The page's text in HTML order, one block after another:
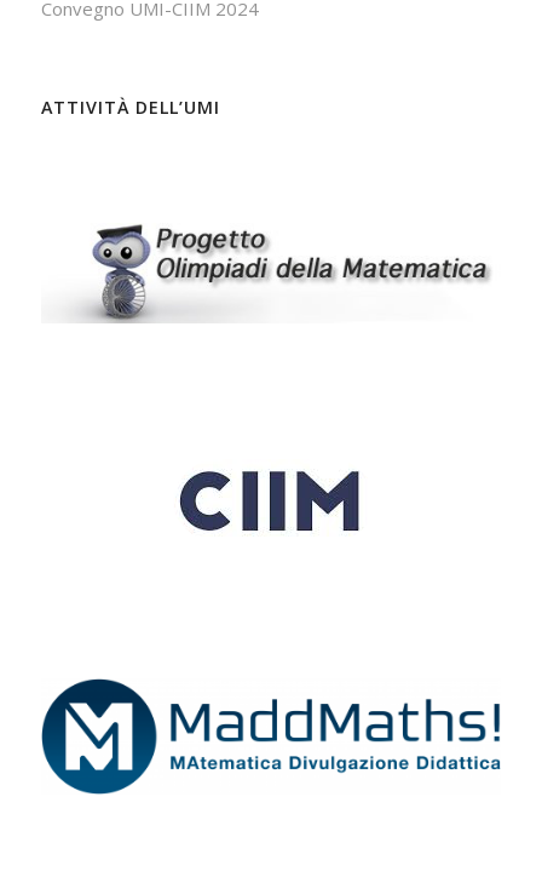
Convegno UMI-CIIM 2024
ATTIVITÀ DELL’UMI